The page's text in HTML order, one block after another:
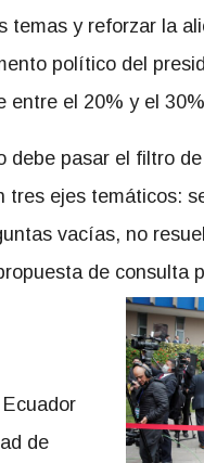
temas y reforzar la
político del
entre el 20% y el
debe pasar el filtro
ejes temáticos:
vacías, no
de consulta
de